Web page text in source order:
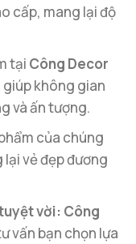
cấp, mang lại độ
tại Công Decor
không gian
và ấn tượng.
của chúng
vẻ đẹp đương
vời: Công
vấn bạn chọn lựa